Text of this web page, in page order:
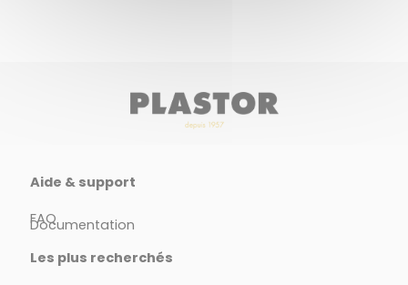
Aide & support
FAQ
Documentation
Les plus recherchés